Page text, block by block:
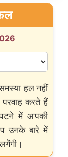
हल नहीं
करते हैं
में आपकी
उनके बारे में